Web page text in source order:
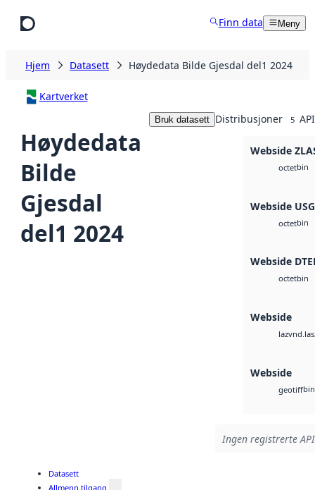
Finn data Meny
Hjem Datasett Høydedata Bilde Gjesdal del1 2024
Kartverket
Høydedata
Bilde
Gjesdal
del1 2024
Bruk datasett Distribusjoner 5
Webside
octetbin
Webside
octetbin
Webside
octetbin
Webside
laz
Webside
geotiffbin
Ingen registrerte
Datasett
Allmenn tilgang